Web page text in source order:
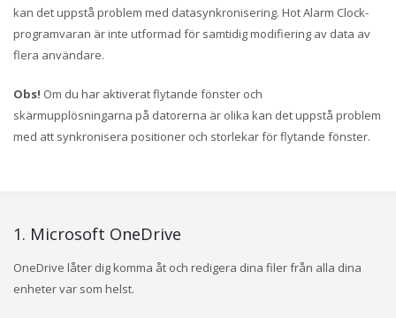
kan det uppstå problem med datasynkronisering. Hot Alarm Clock-
programvaran är inte utformad för samtidig modifiering av data av
flera användare.
Obs! Om du har aktiverat flytande fönster och
skärmupplösningarna på datorerna är olika kan det uppstå problem
med att synkronisera positioner och storlekar för flytande fönster.
1. Microsoft OneDrive
OneDrive låter dig komma åt och redigera dina filer från alla dina
enheter var som helst.